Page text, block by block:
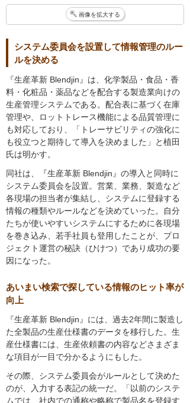
画像を拡大する
システム委員会を設置して情報管理のルー
ルを決める
『生産革新 Blendjin』は、化学製品・食品・香
料・化粧品・薬品などを配合する製造業向けの
生産管理システムである。配合表に基づく在庫
管理や、ロットトレース機能による品質管理に
も対応しており、「トレーサビリティの強化に
も役立つと期待して導入を決めました」と植田
氏は明かす。
同社は、『生産革新 Blendjin』の導入と同時に
システム委員会を設置。営業、業務、製造など
各現場の担当者が集結し、システムに登録する
情報の種類やルールなどを決めていった。自分
たちが使いやすいシステムにするために各現場
を巻き込み、若手社員も登用したことが、プロ
ジェクト運営の秘訣（ひけつ）であり成功の要
因になった。
あいまい検索で探している情報のヒット率が
向上
『生産革新 Blendjin』には、過去2年間に製造し
た全製品の生産仕様書のデータを移行した。生
産仕様書には、生産依頼書の内容などさまざま
な項目が一目で分かるようにもした。
その際、システム委員会がルールとして決めた
のが、入力する表記の統一だ。「以前のシステ
ムでは、社内での通称や略称で製品名を登録す